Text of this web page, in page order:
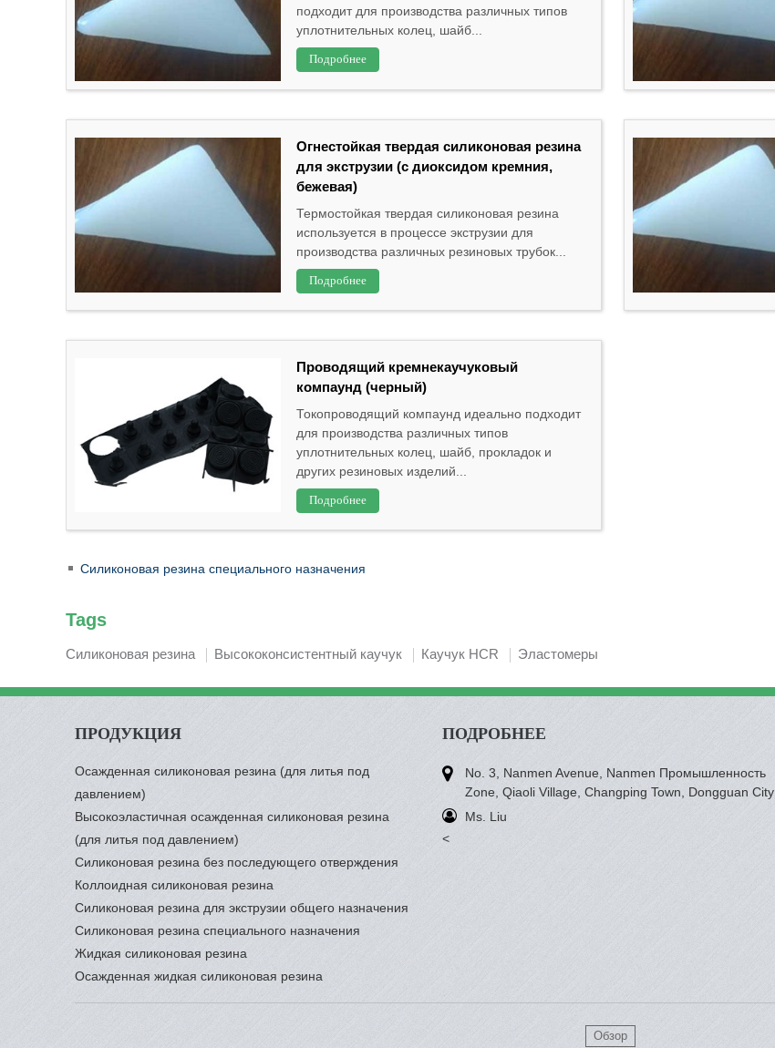
подходит для производства различных типов
уплотнительных колец, шайб...
Подробнее
Огнестойкая твердая силиконовая резина
для экструзии (с диоксидом кремния,
бежевая)
Термостойкая твердая силиконовая резина
используется в процессе экструзии для
производства различных резиновых трубок...
Подробнее
Проводящий кремнекаучуковый
компаунд (черный)
Токопроводящий компаунд идеально подходит
для производства различных типов
уплотнительных колец, шайб, прокладок и
других резиновых изделий...
Подробнее
Силиконовая резина специального назначения
Tags
Силиконовая резина Высококонсистентный каучук Каучук HCR Эластомеры
ПРОДУКЦИЯ
Осажденная силиконовая резина (для литья под
давлением)
Высокоэластичная осажденная силиконовая резина
(для литья под давлением)
Силиконовая резина без последующего отверждения
Коллоидная силиконовая резина
Силиконовая резина для экструзии общего назначения
Силиконовая резина специального назначения
Жидкая силиконовая резина
Осажденная жидкая силиконовая резина
ПОДРОБНЕЕ
No. 3, Nanmen Avenue, Nanmen Промышленность
Zone, Qiaoli Village, Changping Town, Dongguan City
Ms. Liu
<
Обзор